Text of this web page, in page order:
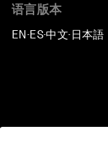
语言版本
EN ▪ES▪中文▪ 日本語